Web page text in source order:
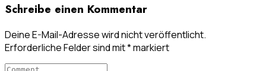
Schreibe einen Kommentar
Deine E-Mail-Adresse wird nicht veröffentlicht.
Erforderliche Felder sind mit*markiert